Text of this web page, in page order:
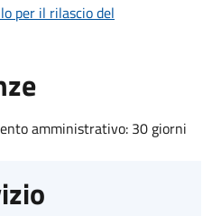
per il rilascio del
amministrativo: 30 giorni